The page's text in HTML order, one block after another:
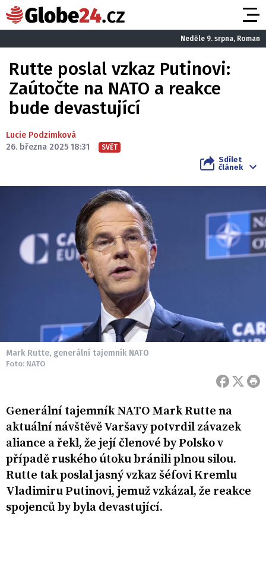
Neděle 9. srpna, Roman
Rutte poslal vzkaz Putinovi:
Zaútočte na NATO a reakce
bude devastující
Lucie Podzimková
26. března 2025 18:31
SVĚT
Sdílet
článek
Mark Rutte, generální tajemník NATO
Foto: NATO
Generální tajemník NATO Mark Rutte na
aktuální návštěvě Varšavy potvrdil závazek
aliance a řekl, že její členové by Polsko v
případě ruského útoku bránili plnou silou.
Rutte tak poslal jasný vzkaz šéfovi Kremlu
Vladimiru Putinovi, jemuž vzkázal, že reakce
spojenců by byla devastující.